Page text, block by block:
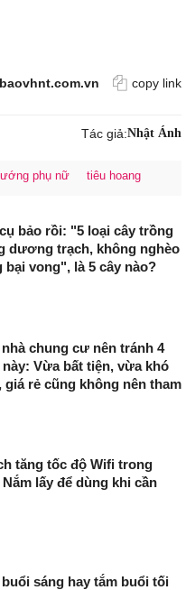
copy link
Tác giả:Nhật Ánh
phụ nữ tiêu hoang
bảo rồi: "5 loại cây trồng
dương trạch, không nghèo
bại vong", là 5 cây nào?
nhà chung cư nên tránh 4
này: Vừa bất tiện, vừa khó
giá rẻ cũng không nên tham
tăng tốc độ Wifi trong
Nắm lấy để dùng khi cần
buổi sáng hay tắm buổi tối